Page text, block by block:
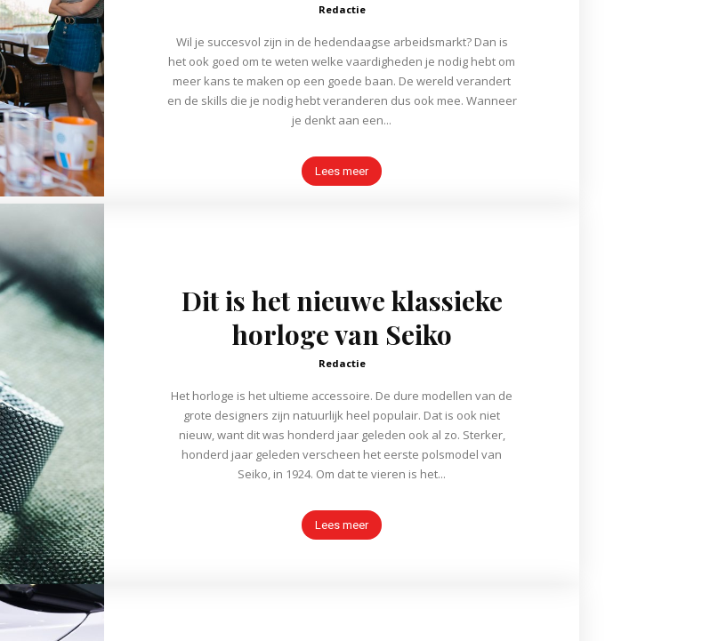
Redactie
Wil je succesvol zijn in de hedendaagse arbeidsmarkt? Dan is
het ook goed om te weten welke vaardigheden je nodig hebt om
meer kans te maken op een goede baan. De wereld verandert
en de skills die je nodig hebt veranderen dus ook mee. Wanneer
je denkt aan een...
Lees meer
Dit is het nieuwe klassieke
horloge van Seiko
Redactie
Het horloge is het ultieme accessoire. De dure modellen van de
grote designers zijn natuurlijk heel populair. Dat is ook niet
nieuw, want dit was honderd jaar geleden ook al zo. Sterker,
honderd jaar geleden verscheen het eerste polsmodel van
Seiko, in 1924. Om dat te vieren is het...
Lees meer